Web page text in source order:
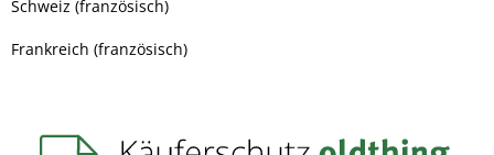
Schweiz (französisch)
Frankreich (französisch)